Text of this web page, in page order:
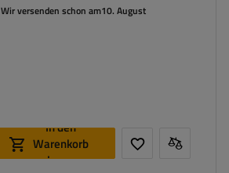
Wir versenden schon am10. August
In den
Warenkorb
legen